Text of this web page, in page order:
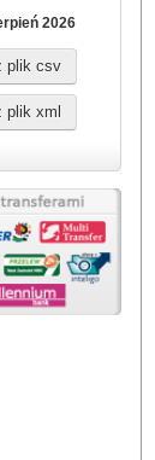
2026
plik csv
plik xml